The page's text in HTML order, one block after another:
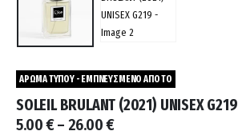
ΑΡΩΜΑ ΤΥΠΟΥ - ΕΜΠΝΕΥΣΜΕΝΟ ΑΠΟ ΤΟ
SOLEIL BRULANT (2021) UNISEX G219
5.00€– 26.00€Price